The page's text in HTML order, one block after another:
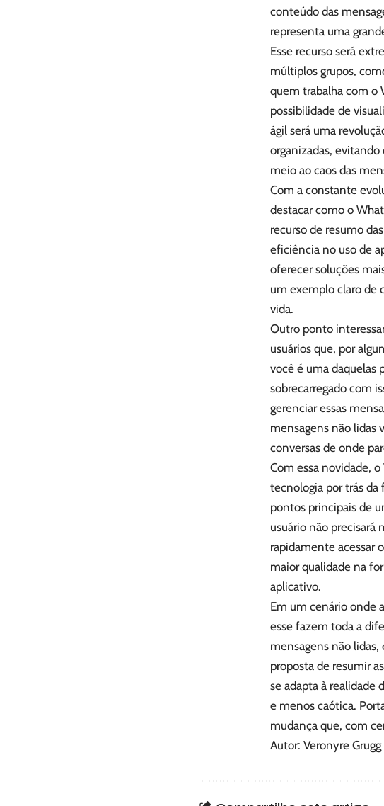
conteúdo das
representa uma
Esse recurso será
múltiplos grupos,
quem trabalha com o
possibilidade de
ágil será uma
organizadas,
meio ao caos das
Com a constante
destacar como o
recurso de resumo
eficiência no uso de
oferecer soluções
um exemplo claro de
vida.
Outro ponto
usuários que, por
você é uma daquelas
sobrecarregado com
gerenciar essas
mensagens não lidas
conversas de onde
Com essa novidade,
tecnologia por trás
pontos principais de
usuário não precisará
rapidamente acessar
maior qualidade na
aplicativo.
Em um cenário onde
esse fazem toda a
mensagens não
proposta de resumir
se adapta à realidade
e menos caótica.
mudança que, com
Autor: Veronyre Grugg